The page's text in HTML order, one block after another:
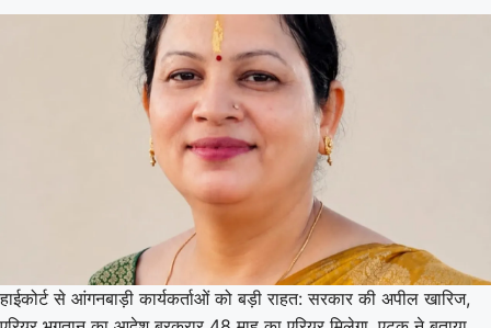
हाईकोर्ट से आंगनबाड़ी कार्यकर्ताओं को बड़ी राहत: सरकार की अपील खारिज,